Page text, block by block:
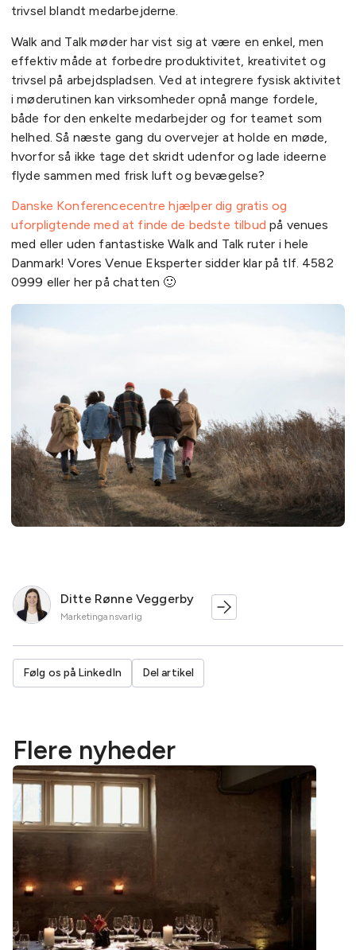
trivsel blandt medarbejderne.
Walk and Talk møder har vist sig at være en enkel, men
effektiv måde at forbedre produktivitet, kreativitet og
trivsel på arbejdspladsen. Ved at integrere fysisk aktivitet
i møderutinen kan virksomheder opnå mange fordele,
både for den enkelte medarbejder og for teamet som
helhed. Så næste gang du overvejer at holde en møde,
hvorfor så ikke tage det skridt udenfor og lade ideerne
flyde sammen med frisk luft og bevægelse?
Danske Konferencecentre hjælper dig gratis og
uforpligtende med at finde de bedste tilbud på venues
med eller uden fantastiske Walk and Talk ruter i hele
Danmark! Vores Venue Eksperter sidder klar på tlf. 4582
0999 eller her på chatten 🙂
Ditte Rønne Veggerby
Marketingansvarlig
Følg os på LinkedIn Del artikel
Flere nyheder